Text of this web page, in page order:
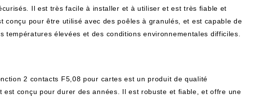
Il est très facile à installer et à utiliser et est très fiable et
conçu pour être utilisé avec des poêles à granulés, et est capable de
températures élevées et des conditions environnementales difficiles.
2 contacts F5,08 pour cartes est un produit de qualité
est conçu pour durer des années. Il est robuste et fiable, et offre une